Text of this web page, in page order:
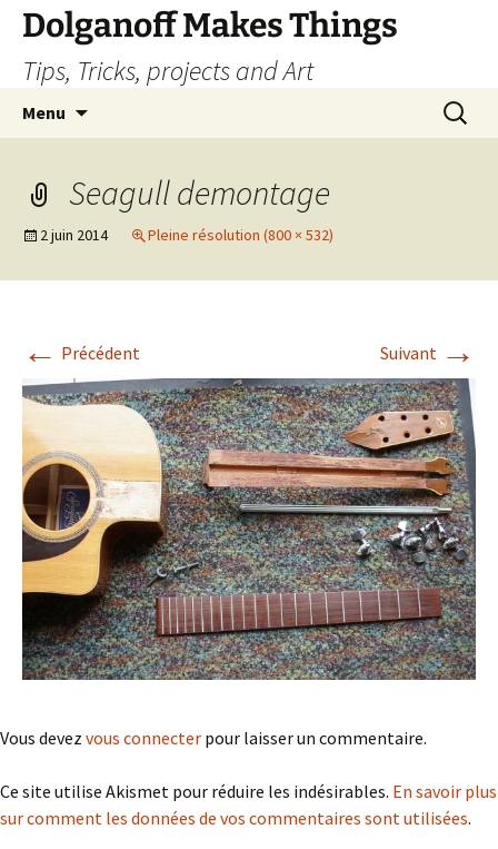
Dolganoff Makes Things
Tips, Tricks, projects and Art
Menu
Seagull demontage
2 juin 2014 Pleine résolution (800 × 532)
← Précédent Suivant →
Vous devez vous connecter pour laisser un commentaire.
Ce site utilise Akismet pour réduire les indésirables. En savoir plus
sur comment les données de vos commentaires sont utilisées.